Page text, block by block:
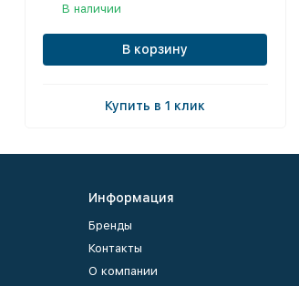
В наличии
В корзину
Купить в 1 клик
Информация
Бренды
Контакты
О компании